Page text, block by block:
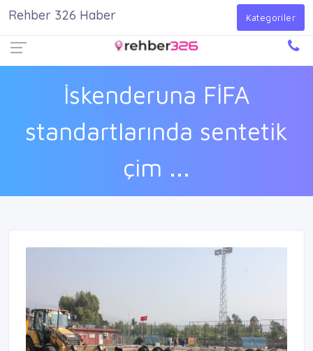
Giriş Yap
İskenderuna FİFA
standartlarında sentetik
çim ...
Rehber 326 Haber Kategoriler